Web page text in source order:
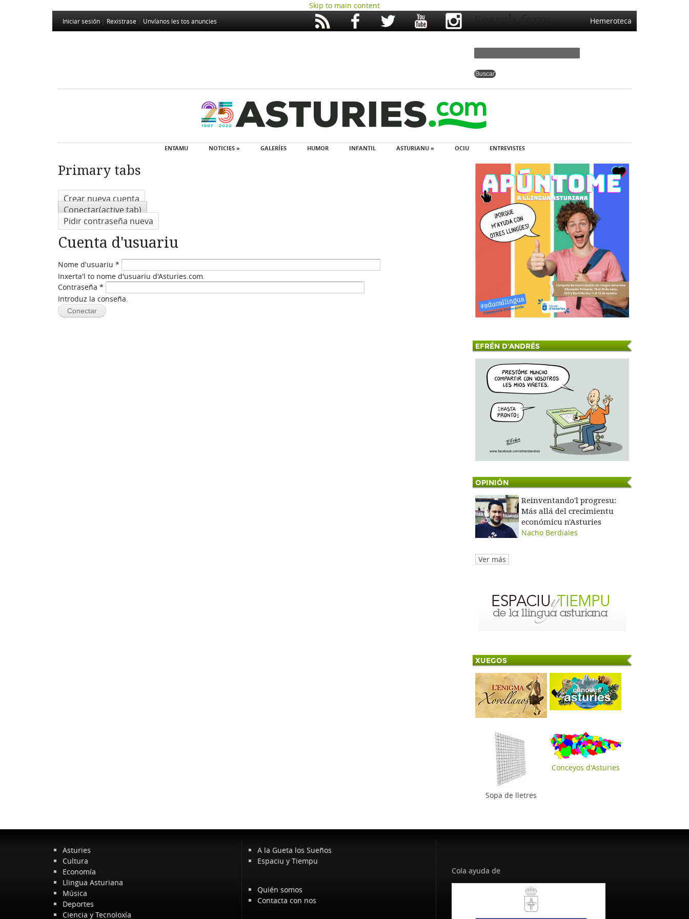
Skip to main content
Iniciar sesión Rexistrase Unvíanos les tos anuncies Hemeroteca
Search form
ENTAMU NOTICIES » GALERÍES HUMOR INFANTIL ASTURIANU » OCIU ENTREVISTES
Primary tabs
Crear nueva cuenta
Conectar(active tab)
Pidir contraseña nueva
Cuenta d'usuariu
Nome d'usuariu *
Inxerta'l to nome d'usuariu d'Asturies.com.
Contraseña *
Introduz la conseña.
EFRÉN D'ANDRÉS
OPINIÓN
Reinventando'l progresu:
Más allá del crecimientu
económicu n'Asturies
Nacho Berdiales
Ver más
XUEGOS
Sopa de lletres
Conceyos d'Asturies
Asturies
Cultura
Economía
Llingua Asturiana
Música
Deportes
Ciencia y Tecnoloxía
A la Gueta los Sueños
Espaciu y Tiempu
Quién somos
Contacta con nos
Cola ayuda de